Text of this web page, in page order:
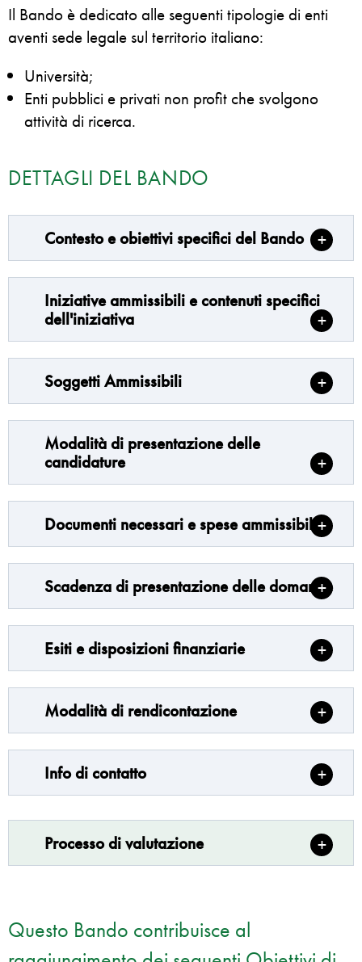
Il Bando è dedicato alle seguenti tipologie di enti
aventi sede legale sul territorio italiano:
Università;
Enti pubblici e privati non profitche svolgono
attività di ricerca.
DETTAGLI DEL BANDO
Contesto e obiettivi specifici del Bando
Iniziative ammissibili e contenuti specifici
dell'iniziativa
Soggetti Ammissibili
Modalità di presentazione delle
candidature
Documenti necessari e spese ammissibili
Scadenza di presentazione delle domande
Esiti e disposizioni finanziarie
Modalità di rendicontazione
Info di contatto
Processo di valutazione
Questo Bando contribuisce al